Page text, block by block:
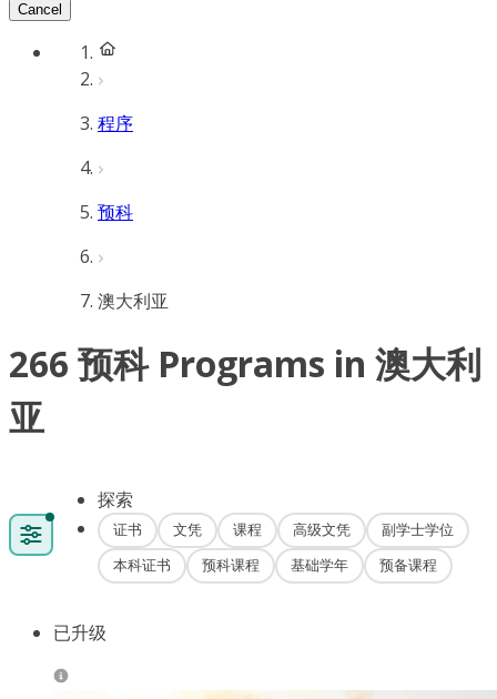
Cancel
程序
预科
澳大利亚
266 预科 Programs in 澳大利
亚
探索
证书 文凭 课程 高级文凭
副学士学位
本科证书
预科课程 基础学年 预备课程
已升级